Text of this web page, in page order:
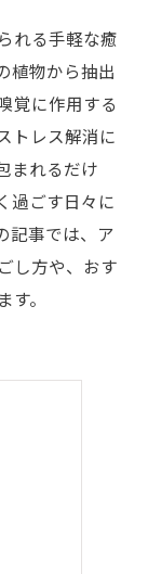
れる手軽な癒
植物から抽出
覚に作用する
トレス解消に
まれるだけ
過ごす日々に
記事では、ア
し方や、おす
。